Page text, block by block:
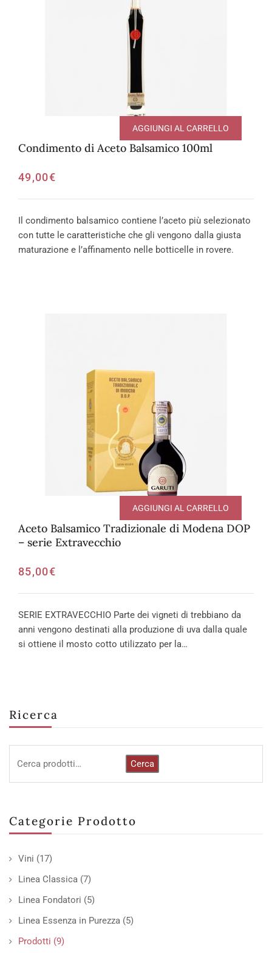
Ricerca
Cerca
Categorie Prodotto
Vini (17)
Linea Classica (7)
Linea Fondatori (5)
Linea Essenza in Purezza (5)
Prodotti (9)
Condimento di Aceto Balsamico 100ml
49,00€
AGGIUNGI AL CARRELLO
Il condimento balsamico contiene l’aceto più selezionato
con tutte le caratteristiche che gli vengono dalla giusta
maturazione e l’affinamento nelle botticelle in rovere.
Aceto Balsamico Tradizionale di Modena DOP
– serie Extravecchio
85,00€
AGGIUNGI AL CARRELLO
SERIE EXTRAVECCHIO Parte dei vigneti di trebbiano da
anni vengono destinati alla produzione di uva dalla quale
si ottiene il mosto cotto utilizzato per la…